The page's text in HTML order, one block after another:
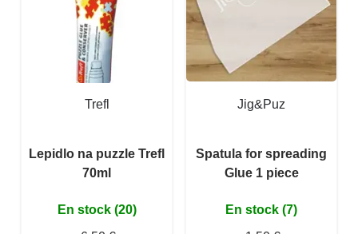
Trefl
Lepidlo na puzzle Trefl
70ml
En stock (20)
Jig&Puz
Spatula for spreading
Glue 1 piece
En stock (7)